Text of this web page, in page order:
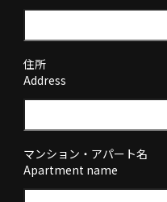
住所
Address
マンション・アパート名
Apartment name